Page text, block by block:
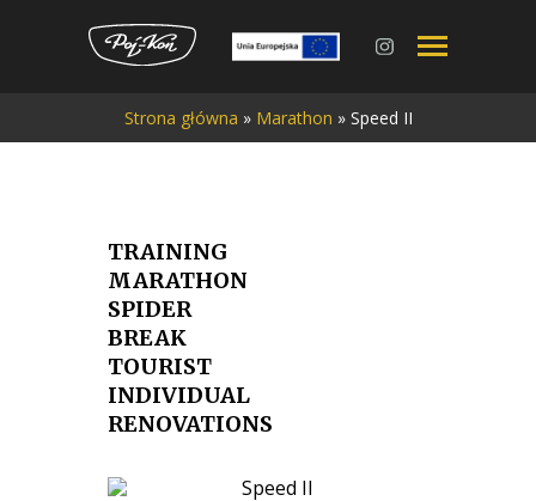
treści
Strona główna » Marathon » Speed II
TRAINING
MARATHON
SPIDER
BREAK
TOURIST
INDIVIDUAL
RENOVATIONS